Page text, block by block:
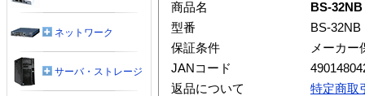
商品名
BS-
型番
BS-32NB
保証条件
メーカー
JANコード
返品について
特定商取
ネットワーク
サーバ・ストレージ